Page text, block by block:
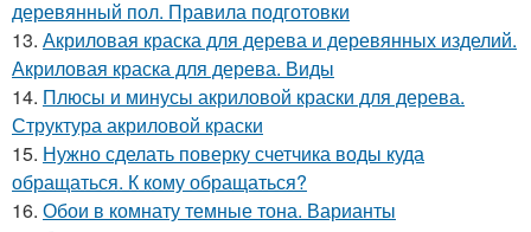
деревянный пол. Правила подготовки
13. Акриловая краска для дерева и деревянных изделий.
Акриловая краска для дерева. Виды
14. Плюсы и минусы акриловой краски для дерева.
Структура акриловой краски
15. Нужно сделать поверку счетчика воды куда
обращаться. К кому обращаться?
16. Обои в комнату темные тона. Варианты